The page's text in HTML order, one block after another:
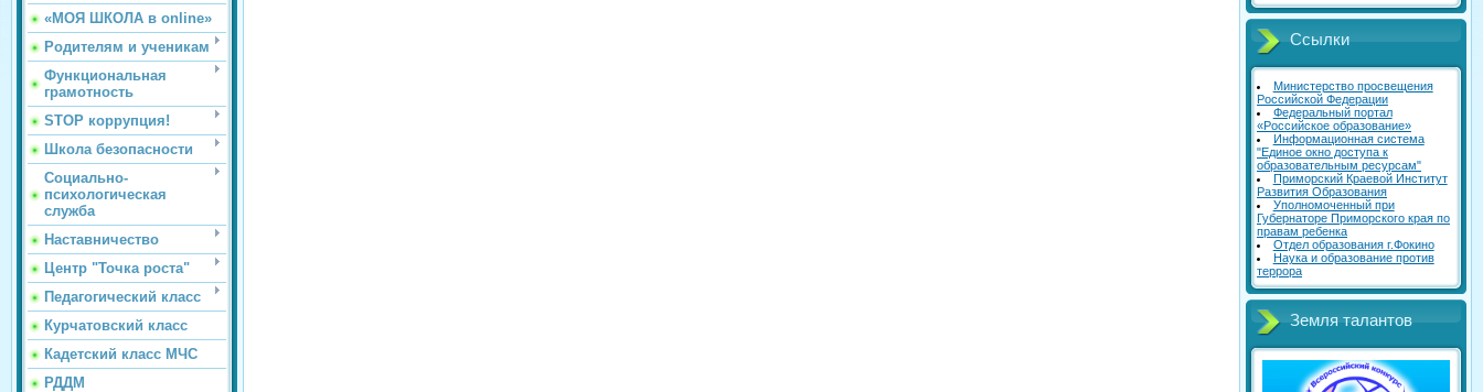
«МОЯ ШКОЛА в online»
Родителям и ученикам
Функциональная
грамотность
STOP коррупция!
Школа безопасности
Социально-
психологическая
служба
Наставничество
Центр "Точка роста"
Педагогический класс
Курчатовский класс
Кадетский класс МЧС
РДДМ
Ссылки
Министерство просвещения
Российской Федерации
Федеральный портал
«Российское образование»
Информационная система
"Единое окно доступа к
образовательным ресурсам"
Приморский Краевой Институт
Развития Образования
Уполномоченный при
Губернаторе Приморского края по
правам ребенка
Отдел образования г.Фокино
Наука и образование против
террора
Земля талантов